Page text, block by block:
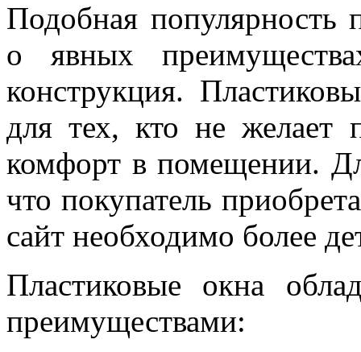
Подобная популярность
о явных
конструкция.
для тех, кто не желает
комфорт в помещении.
что покупатель
сайт необходимо более
Пластиковые окна
преимуществами: